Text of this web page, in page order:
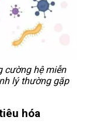
cường hệ miễn
lý thường gặp
hóa